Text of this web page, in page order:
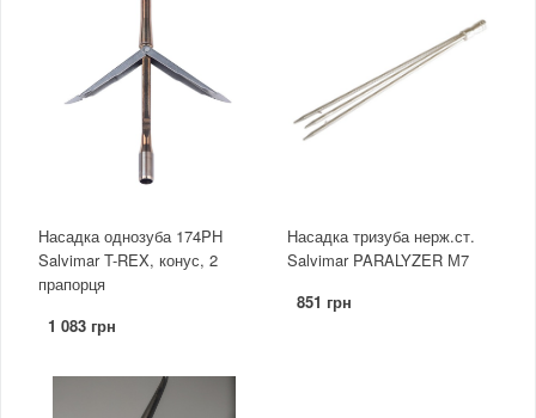
Насадка однозуба 174PH
Salvimar T-REX, конус, 2
прапорця
1 083 грн
Насадка тризуба нерж.ст.
Salvimar PARALYZER М7
851 грн